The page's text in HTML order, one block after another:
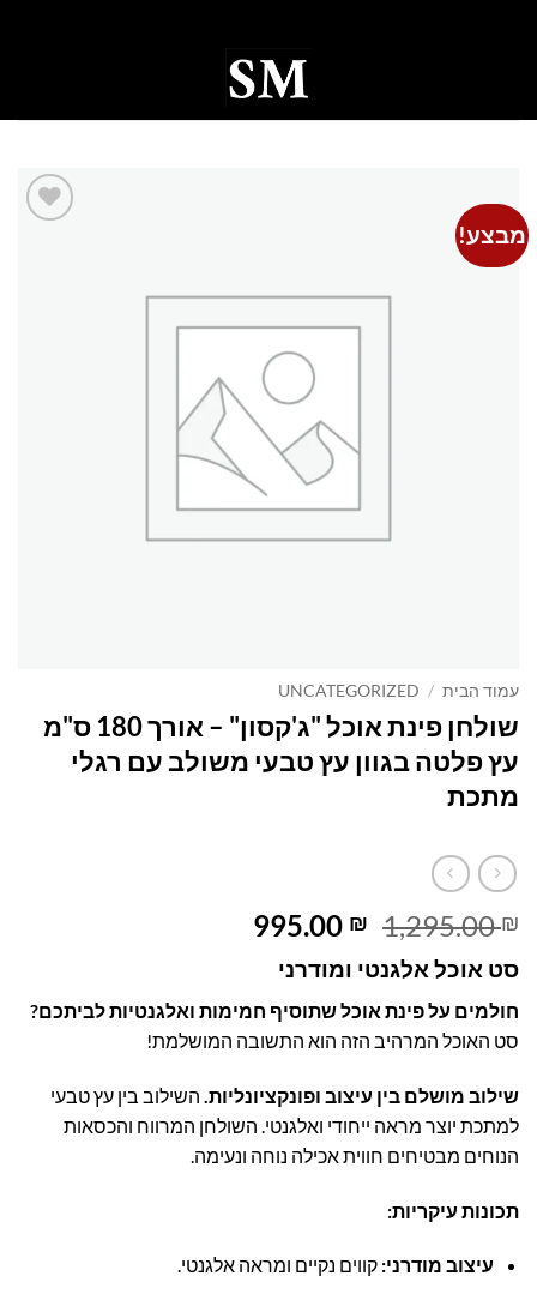
מבצע!
עמוד הבית /
UNCATEGORIZED
שולחן פינת אוכל "ג'קסון" – אורך 180 ס"מ
עץ פלטה בגוון עץ טבעי משולב עם רגלי
מתכת
1,295.00₪
המחיר
היה:
1,295.00 ₪.
995.00 ₪
995.00 ₪.
סט אוכל אלגנטי ומודרני
חולמים על פינת אוכל שתוסיף חמימות ואלגנטיות לביתכם?
סט האוכל המרהיב הזה הוא התשובה המושלמת!
שילוב מושלם בין עיצוב ופונקציונליות. השילוב בין עץ טבעי
למתכת יוצר מראה ייחודי ואלגנטי. השולחן המרווח והכסאות
הנוחים מבטיחים חווית אכילה נוחה ונעימה.
תכונות עיקריות:
עיצוב מודרני: קווים נקיים ומראה אלגנטי.